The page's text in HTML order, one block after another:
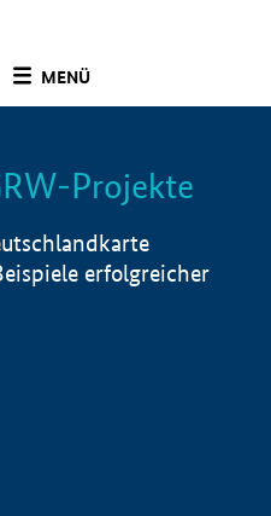
MENÜ
Info
Projekte
erfolgreicher